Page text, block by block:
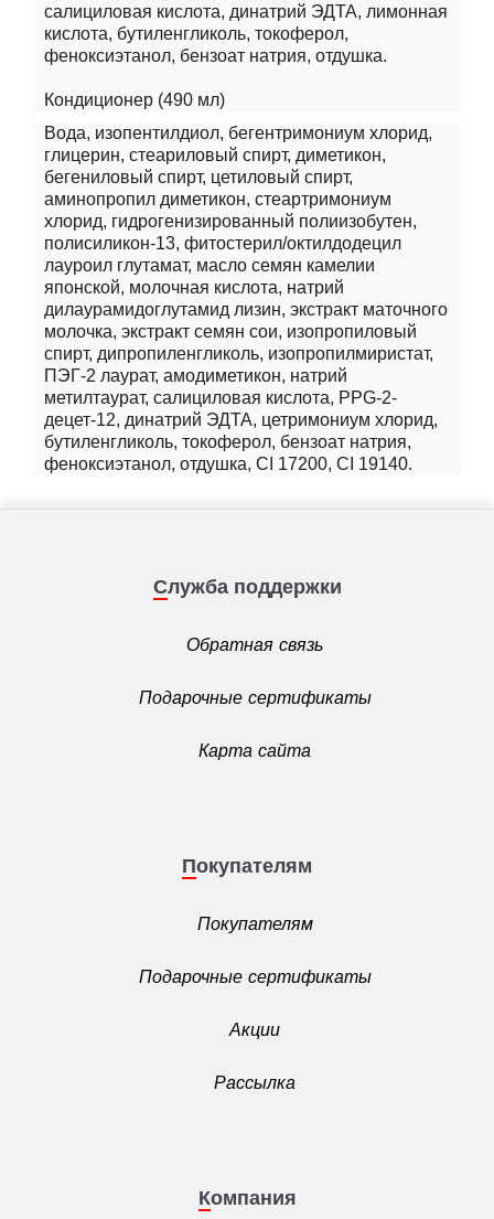
салициловая кислота, динатрий ЭДТА, лимонная
кислота, бутиленгликоль, токоферол,
феноксиэтанол, бензоат натрия, отдушка.
Кондиционер (490 мл)
Вода, изопентилдиол, бегентримониум хлорид,
глицерин, стеариловый спирт, диметикон,
бегениловый спирт, цетиловый спирт,
аминопропил диметикон, стеартримониум
хлорид, гидрогенизированный полиизобутен,
полисиликон-13, фитостерил/октилдодецил
лауроил глутамат, масло семян камелии
японской, молочная кислота, натрий
дилаурамидоглутамид лизин, экстракт маточного
молочка, экстракт семян сои, изопропиловый
спирт, дипропиленгликоль, изопропилмиристат,
ПЭГ-2 лаурат, амодиметикон, натрий
метилтаурат, салициловая кислота, PPG-2-
децет-12, динатрий ЭДТА, цетримониум хлорид,
бутиленгликоль, токоферол, бензоат натрия,
феноксиэтанол, отдушка, CI 17200, CI 19140.
Служба поддержки
Обратная связь
Подарочные сертификаты
Карта сайта
Покупателям
Покупателям
Подарочные сертификаты
Акции
Рассылка
Компания